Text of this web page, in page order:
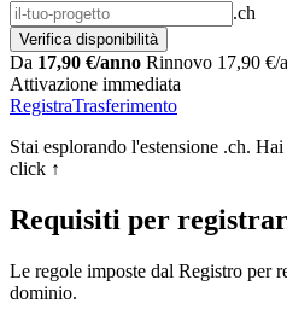
.ch
Verifica disponibilità
Da 17,90 €/anno Rinnovo 17,90 €/
Attivazione immediata
RegistraTrasferimento
Stai esplorando l'estensione .ch.
click ↑
Requisiti per
Le regole imposte dal Registro per
dominio.